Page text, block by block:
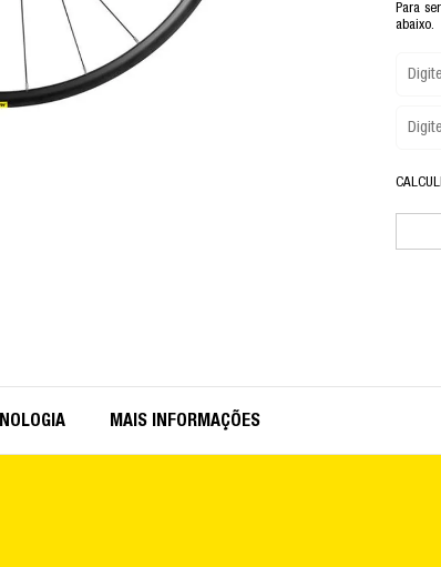
Para
abaixo.
MAIS INFORMAÇÕES